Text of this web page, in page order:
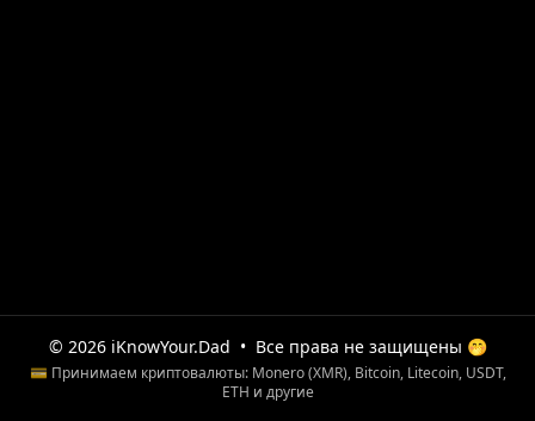
© 2026 iKnowYour.Dad • Все права не защищены 🤭
💳 Принимаем криптовалюты: Monero (XMR), Bitcoin, Litecoin, USDT,
ETH и другие